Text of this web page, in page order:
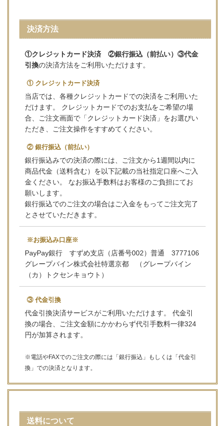
決済方法
①クレジットカード決済 ②銀行振込（前払い）③代金
引換の決済方法をご利用いただけます。
① クレジットカード決済
当店では、各種クレジットカードでの決済をご利用いた
だけます。 クレジットカードでのお支払をご希望の場
合、ご注文画面で「クレジットカード決済」をお選びい
ただき、ご注文操作をすすめてください。
② 銀行振込（前払い）
銀行振込みでの決済の際には、ご注文から1週間以内に
商品代金（送料含む）を以下記載の当社指定口座へご入
金ください。 なお振込手数料はお客様のご負担にてお
願いします。
銀行振込でのご注文の場合はご入金をもってご注文完了
とさせていただきます。
※お振込み口座※
PayPay銀行 すずめ支店（店番号002）普通 3777106
グレープバイン株式会社特選京都 （グレープバイン
（カ）トクセンキョウト）
③ 代金引換
代金引換決済サービスがご利用いただけます。 代金引
換の場合、ご注文金額にかかわらず代引手数料一律324
円が加算されます。
※電話やFAXでのご注文の際には「銀行振込」もしくは「代金引
換」での決済となります。
送料について